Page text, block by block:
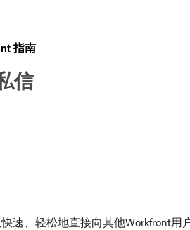
指南
信
快速、轻松地直接向其他Workfront